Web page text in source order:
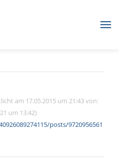
am 17.05.2015 um 21:43 von:
um 13:42)
posts/9720956561